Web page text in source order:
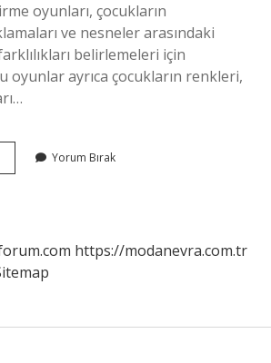
oyunları, çocukların
ve nesneler arasındaki
belirlemeleri için
oyunlar ayrıca çocukların renkleri,
Eşleştirme Yorum Bırak
https://modanevra.com.tr